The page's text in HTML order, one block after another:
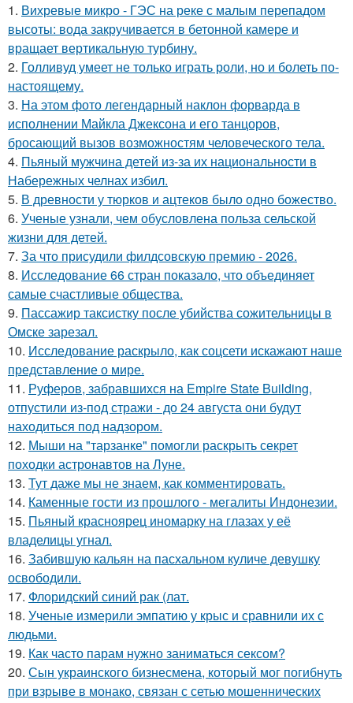
1. Вихревые микро - ГЭС на реке с малым перепадом
высоты: вода закручивается в бетонной камере и
вращает вертикальную турбину.
2. Голливуд умеет не только играть роли, но и болеть по-
настоящему.
3. На этом фото легендарный наклон форварда в
исполнении Майкла Джексона и его танцоров,
бросающий вызов возможностям человеческого тела.
4. Пьяный мужчина детей из-за их национальности в
Набережных челнах избил.
5. В древности у тюрков и ацтеков было одно божество.
6. Ученые узнали, чем обусловлена польза сельской
жизни для детей.
7. За что присудили филдсовскую премию - 2026.
8. Исследование 66 стран показало, что объединяет
самые счастливые общества.
9. Пассажир таксистку после убийства сожительницы в
Омске зарезал.
10. Исследование раскрыло, как соцсети искажают наше
представление о мире.
11. Руферов, забравшихся на Empire State Building,
отпустили из-под стражи - до 24 августа они будут
находиться под надзором.
12. Мыши на "тарзанке" помогли раскрыть секрет
походки астронавтов на Луне.
13. Тут даже мы не знаем, как комментировать.
14. Каменные гости из прошлого - мегалиты Индонезии.
15. Пьяный красноярец иномарку на глазах у её
владелицы угнал.
16. Забившую кальян на пасхальном куличе девушку
освободили.
17. Флоридский синий рак (лат.
18. Ученые измерили эмпатию у крыс и сравнили их с
людьми.
19. Как часто парам нужно заниматься сексом?
20. Сын украинского бизнесмена, который мог погибнуть
при взрыве в монако, связан с сетью мошеннических